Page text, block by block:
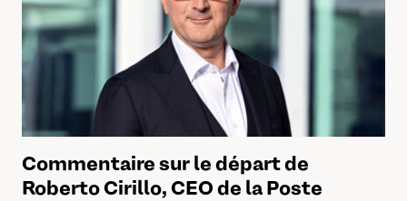
Commentaire sur le départ de
Roberto Cirillo, CEO de la Poste